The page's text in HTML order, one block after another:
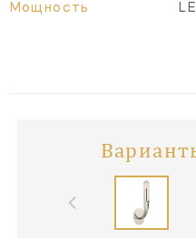
Мощность